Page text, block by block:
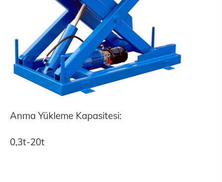
Anma Yükleme Kapasitesi:
0,3t-20t